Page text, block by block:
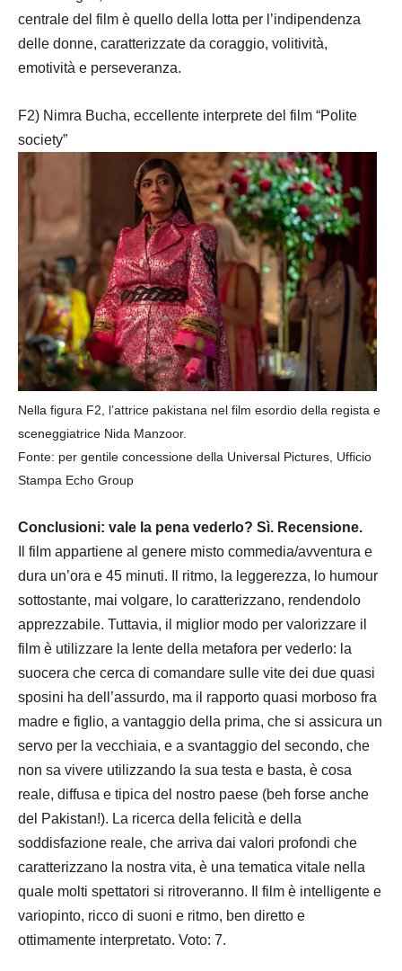
centrale del film è quello della lotta per l’indipendenza
delle donne, caratterizzate da coraggio, volitività,
emotività e perseveranza.
F2) Nimra Bucha, eccellente interprete del film “Polite
society”
Nella figura F2, l’attrice pakistana nel film esordio della regista e
sceneggiatrice Nida Manzoor.
Fonte: per gentile concessione della Universal Pictures, Ufficio
Stampa Echo Group
Conclusioni: vale la pena vederlo? Sì. Recensione.
Il film appartiene al genere misto commedia/avventura e
dura un’ora e 45 minuti. Il ritmo, la leggerezza, lo humour
sottostante, mai volgare, lo caratterizzano, rendendolo
apprezzabile. Tuttavia, il miglior modo per valorizzare il
film è utilizzare la lente della metafora per vederlo: la
suocera che cerca di comandare sulle vite dei due quasi
sposini ha dell’assurdo, ma il rapporto quasi morboso fra
madre e figlio, a vantaggio della prima, che si assicura un
servo per la vecchiaia, e a svantaggio del secondo, che
non sa vivere utilizzando la sua testa e basta, è cosa
reale, diffusa e tipica del nostro paese (beh forse anche
del Pakistan!). La ricerca della felicità e della
soddisfazione reale, che arriva dai valori profondi che
caratterizzano la nostra vita, è una tematica vitale nella
quale molti spettatori si ritroveranno. Il film è intelligente e
variopinto, ricco di suoni e ritmo, ben diretto e
ottimamente interpretato. Voto: 7.